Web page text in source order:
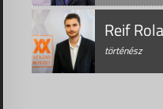
Reif
történész